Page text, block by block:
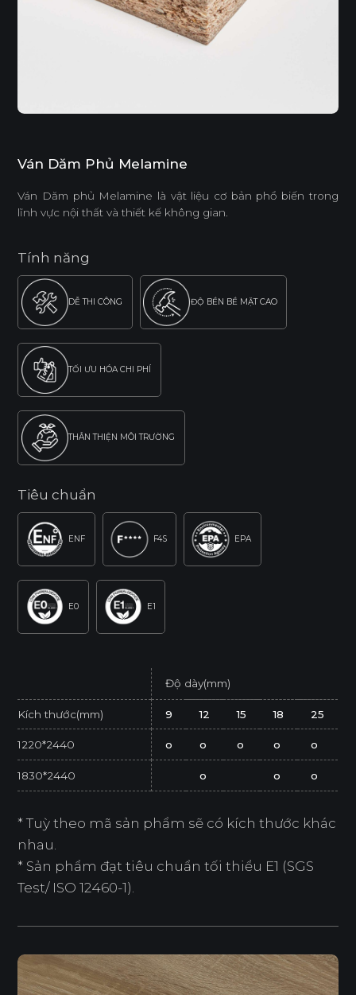
Ván Dăm Phủ Melamine
Ván Dăm phủ Melamine là vật liệu cơ bản phổ biến trong
lĩnh vực nội thất và thiết kế không gian.
Tính năng
DỄ THI CÔNG ĐỘ BỀN BỀ MẶT CAO
TỐI ƯU HÓA CHI PHÍ
THÂN THIỆN MÔI TRƯỜNG
Tiêu chuẩn
ENF F4S EPA
E0 E1
Độ dày(mm)
Kích thước(mm) 9 12 15 18 25
1220*2440 o o o o o
1830*2440 o o o
* Tuỳ theo mã sản phẩm sẽ có kích thước khác
nhau.
* Sản phẩm đạt tiêu chuẩn tối thiểu E1 (SGS
Test/ ISO 12460-1).